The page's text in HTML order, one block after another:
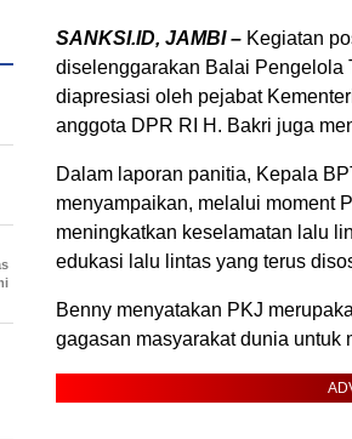
SANKSI.ID, JAMBI – Kegiatan
diselenggarakan Balai Pengelola
diapresiasi oleh pejabat
anggota DPR RI H. Bakri juga
Dalam laporan panitia, Kepala
menyampaikan, melalui moment
meningkatkan keselamatan lalu
edukasi lalu lintas yang terus
Benny menyatakan PKJ
gagasan masyarakat dunia untuk